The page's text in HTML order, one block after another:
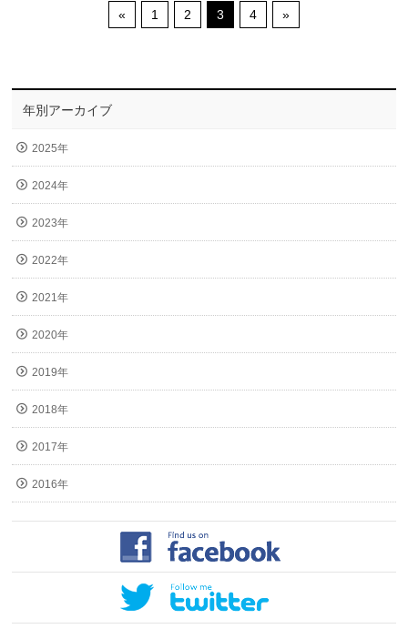
« 1 2 3 4 »
年別アーカイブ
2025年
2024年
2023年
2022年
2021年
2020年
2019年
2018年
2017年
2016年